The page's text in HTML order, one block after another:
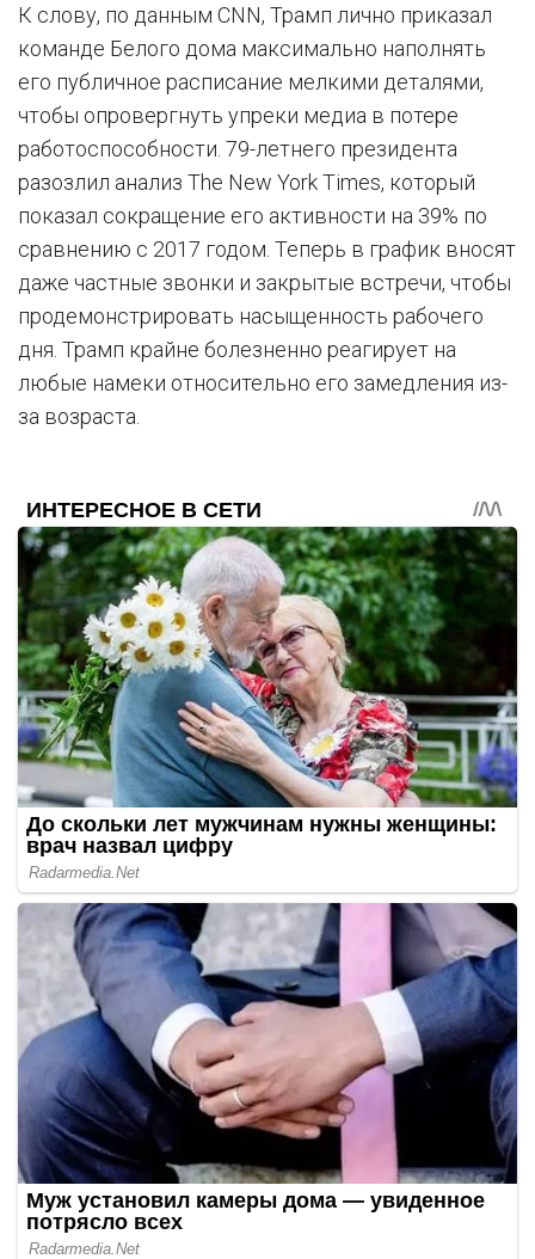
К слову, по данным CNN, Трамп лично приказал
команде Белого дома максимально наполнять
его публичное расписание мелкими деталями,
чтобы опровергнуть упреки медиа в потере
работоспособности. 79-летнего президента
разозлил анализ The New York Times, который
показал сокращение его активности на 39% по
сравнению с 2017 годом. Теперь в график вносят
даже частные звонки и закрытые встречи, чтобы
продемонстрировать насыщенность рабочего
дня. Трамп крайне болезненно реагирует на
любые намеки относительно его замедления из-
за возраста.